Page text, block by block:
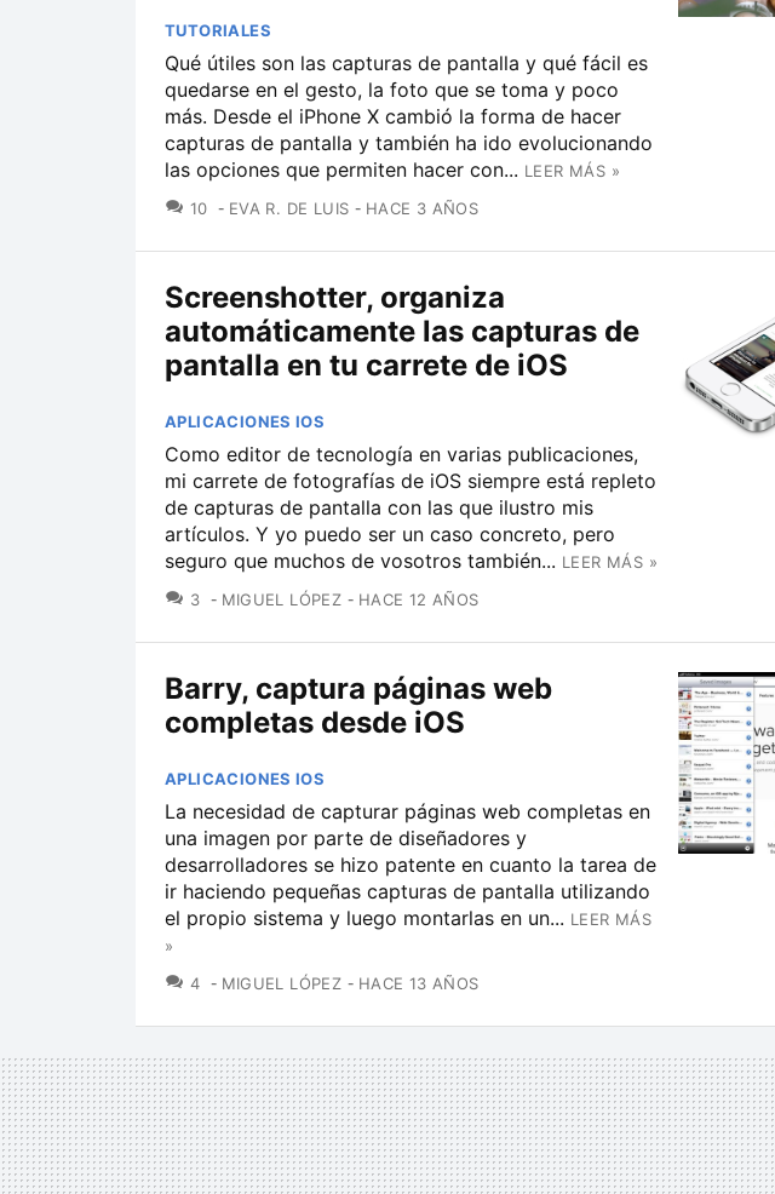
TUTORIALES
Qué útiles son las capturas de pantalla y qué fácil es
quedarse en el gesto, la foto que se toma y poco
más. Desde el iPhone X cambió la forma de hacer
capturas de pantalla y también ha ido evolucionando
las opciones que permiten hacer con... LEER MÁS »
10 COMENTARIOS
EVA R. DE LUIS HACE 3 AÑOS
Screenshotter, organiza
automáticamente las capturas de
pantalla en tu carrete de iOS
APLICACIONES IOS
Como editor de tecnología en varias publicaciones,
mi carrete de fotografías de iOS siempre está repleto
de capturas de pantalla con las que ilustro mis
artículos. Y yo puedo ser un caso concreto, pero
seguro que muchos de vosotros también... LEER MÁS »
3 COMENTARIOS
MIGUEL LÓPEZ HACE 12 AÑOS
Barry, captura páginas web
completas desde iOS
APLICACIONES IOS
La necesidad de capturar páginas web completas en
una imagen por parte de diseñadores y
desarrolladores se hizo patente en cuanto la tarea de
ir haciendo pequeñas capturas de pantalla utilizando
el propio sistema y luego montarlas en un... LEER MÁS
»
4 COMENTARIOS
MIGUEL LÓPEZ HACE 13 AÑOS